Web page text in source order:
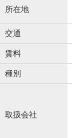
所在地
交通
賃料
種別
取扱会社